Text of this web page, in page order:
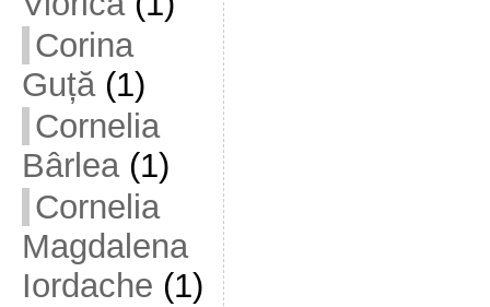
Corina
Guță(1)
Cornelia
Bârlea(1)
Cornelia
Magdalena
Iordache (1)